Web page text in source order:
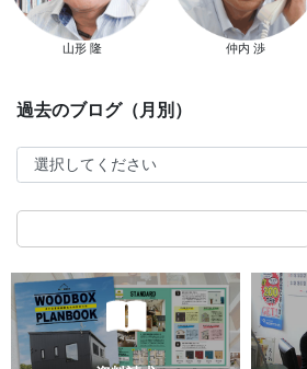
山形 隆 仲内 渉
過去のブログ（月別）